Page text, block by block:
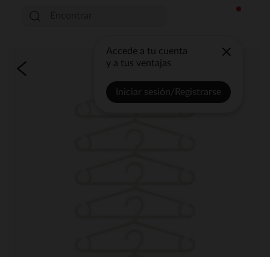
Accede a tu cuenta
y a tus ventajas
Iniciar sesión/Registrarse